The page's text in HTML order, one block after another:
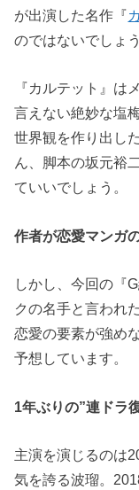
が出演した名作『
のではないでしょう
『カルテット』は
言えない絶妙な塩
世界観を作り出し
ん、脚本の坂元裕
ていいでしょう。
作者が恋愛マンガ
しかし、今回の『
クの名手と言われ
恋愛の要素が強め
予想しています。
1年ぶりの”連ドラ
主演を演じるのは
気を誇る波瑠。